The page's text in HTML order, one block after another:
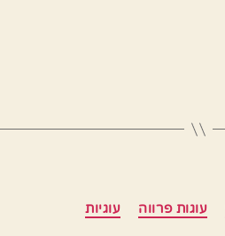
קטגוריות
עוגות פרווה עוגיות